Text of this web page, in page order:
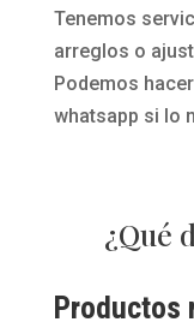
Tenemos
arreglos o
Podemos
whatsapp si lo
¿Qué
Productos